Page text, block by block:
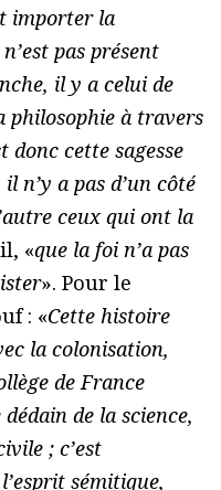
importer la
pas présent
il y a celui de
philosophie à travers
donc cette sagesse
n’y a pas d’un côté
ceux qui ont la
«que la foi n’a pas
». Pour le
: «Cette histoire
la colonisation,
de France
de la science,
; c’est
sémitique,